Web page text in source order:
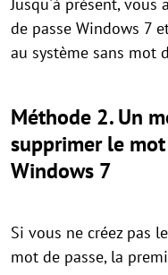
de passe Windows 7
au système sans mot
Méthode 2. Un
supprimer le
Windows 7
Si vous ne créez pas
mot de passe, la